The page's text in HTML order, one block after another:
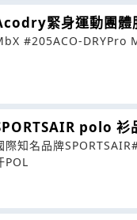
緊身運動團體
#205ACO-DRYPro
polo 衫
際知名品牌
POL